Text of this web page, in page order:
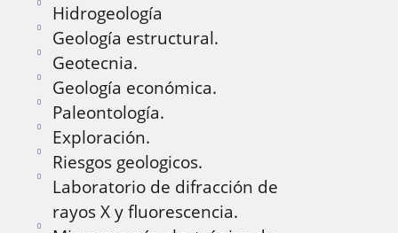
Hidrogeología
Geología estructural.
Geotecnia.
Geología económica.
Paleontología.
Exploración.
Riesgos geologicos.
Laboratorio de difracción de
rayos X y fluorescencia.